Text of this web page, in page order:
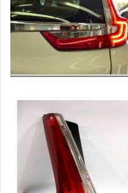
通用型DRL日行燈.R8日行燈
原廠型=角燈.晶鑽.黑框.黃角
前保桿小燈.晶鑽.黑框小燈
黑框尾燈.圓燈型尾燈.LED尾燈
前後保桿側燈.後保桿LED反光
原廠型霧燈.晶鑽及燻黑霧燈.